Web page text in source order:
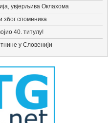
увјерљива Оклахома
због споменика
40. титулу!
у Словенији